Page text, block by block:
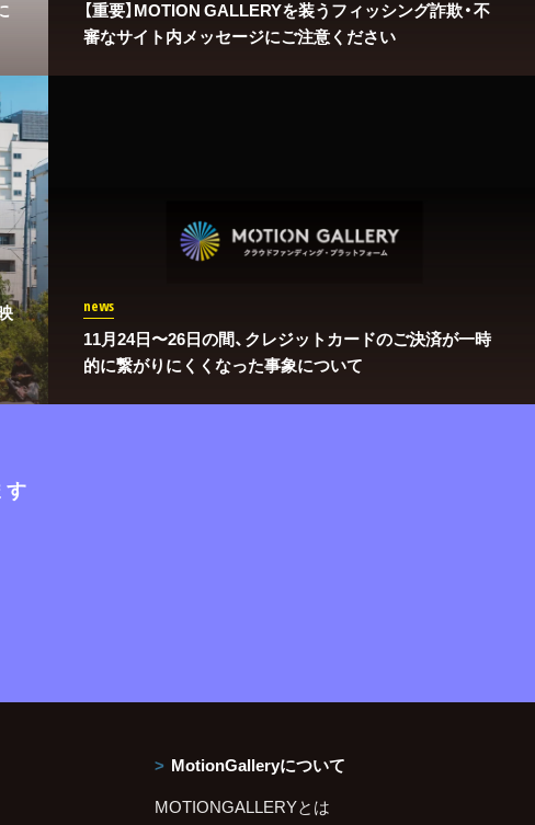
【重要】MOTION GALLERYを装うフィッシング詐欺・不
審なサイト内メッセージにご注意ください
news
11月24日〜26日の間、クレジットカードのご決済が一時
的に繋がりにくくなった事象について
MotionGalleryについて
MOTIONGALLERYとは